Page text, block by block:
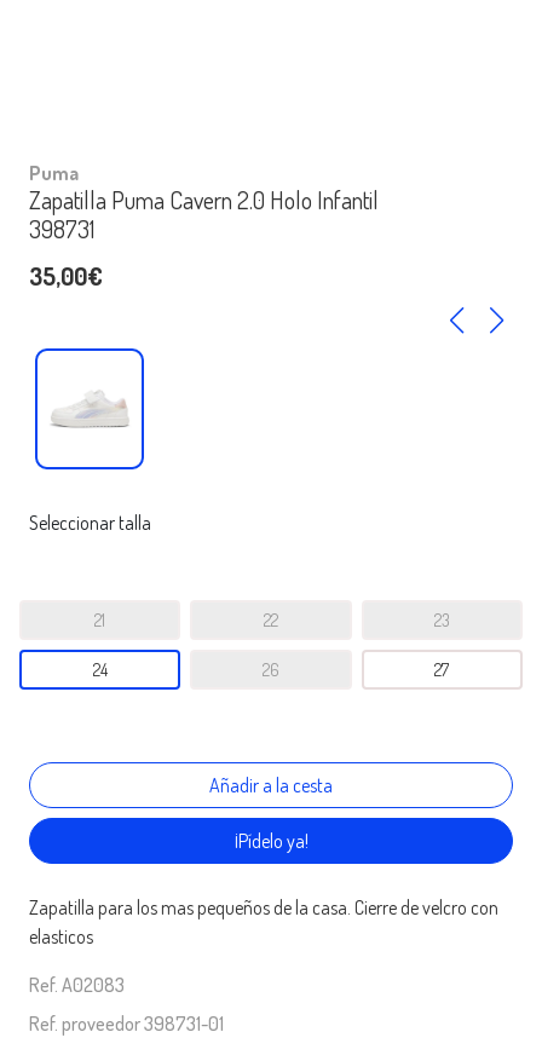
Puma
Zapatilla Puma Cavern 2.0 Holo Infantil
398731
35,00€
Seleccionar talla
21 22 23
24 26 27
¡Pídelo ya!
Zapatilla para los mas pequeños de la casa. Cierre de velcro con
elasticos
Ref. A02083
Ref. proveedor 398731-01